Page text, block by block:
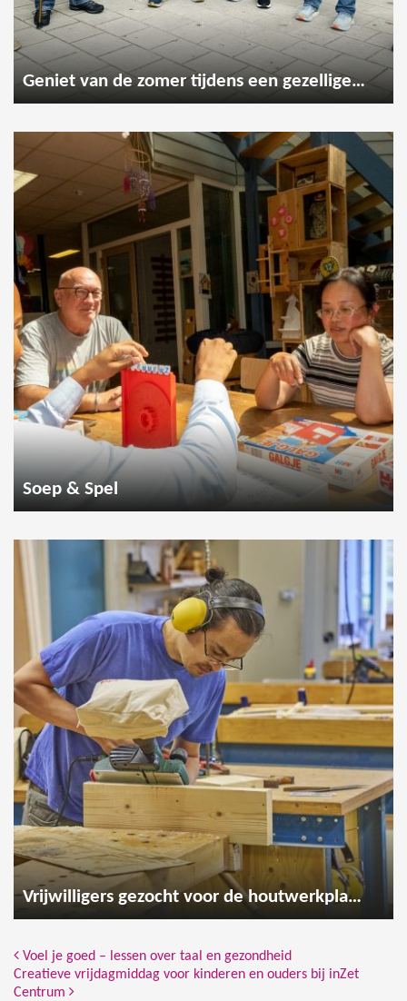
Geniet van de zomer tijdens een gezellige wandeling
Soep & Spel
Vrijwilligers gezocht voor de houtwerkplaats
Bericht Navigatie
Voel je goed – lessen over taal en gezondheid
Creatieve vrijdagmiddag voor kinderen en ouders bij inZet
Centrum